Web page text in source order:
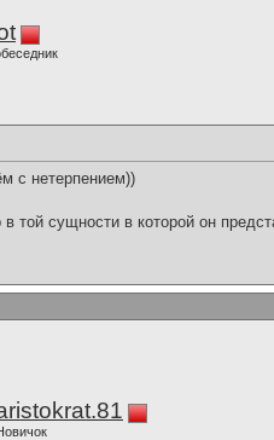
с нетерпением))
в той сущности в которой он